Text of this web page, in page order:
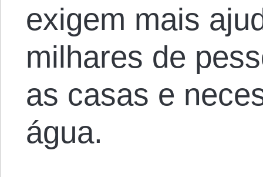
exigem mais
milhares de
as casas e
água.